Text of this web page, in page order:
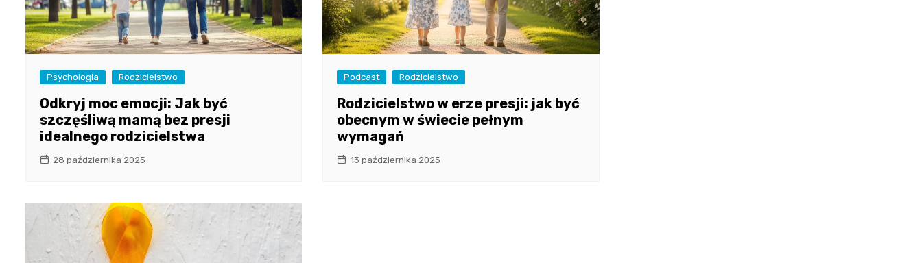
Psychologia Rodzicielstwo
Odkryj moc emocji: Jak być
szczęśliwą mamą bez presji
idealnego rodzicielstwa
28 października 2025
Podcast Rodzicielstwo
Rodzicielstwo w erze presji: jak być
obecnym w świecie pełnym
wymagań
13 października 2025